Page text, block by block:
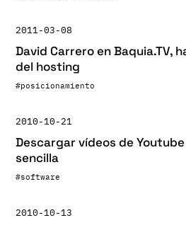
2011-03-08
David Carrero en Baquia.TV,
del hosting
#posicionamiento
2010-10-21
Descargar vídeos de
sencilla
#software
2010-10-13